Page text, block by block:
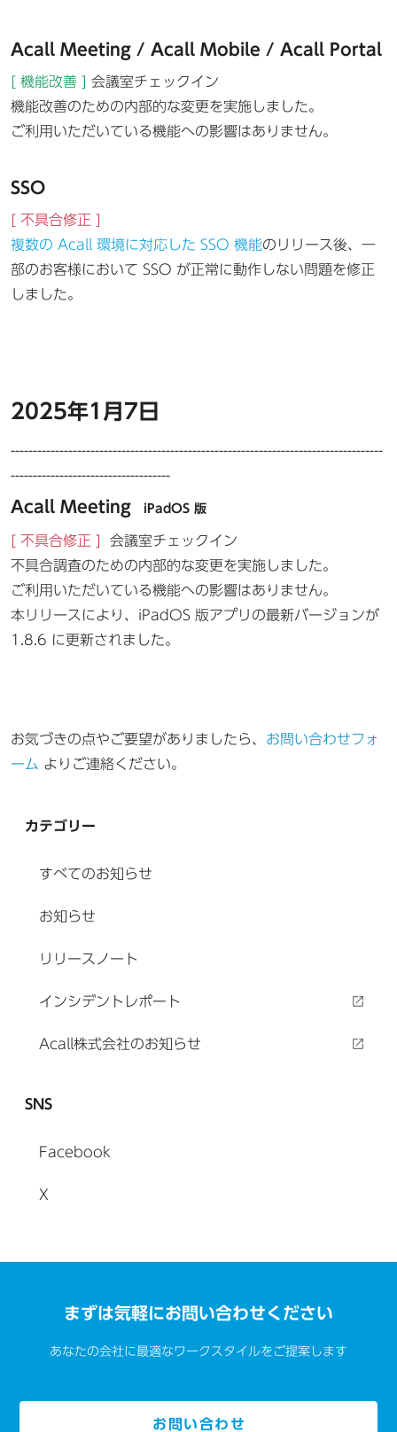
Acall Meeting / Acall Mobile / Acall Portal
[ 機能改善 ] 会議室チェックイン
機能改善のための内部的な変更を実施しました。
ご利用いただいている機能への影響はありません。
SSO
[ 不具合修正 ]
複数の Acall 環境に対応した SSO 機能のリリース後、一
部のお客様において SSO が正常に動作しない問題を修正
しました。
2025年1月7日
------------------------------------------------------------------------------------
------------------------------------
Acall Meeting iPadOS 版
[ 不具合修正 ]
会議室チェックイン
不具合調査のための内部的な変更を実施しました。
ご利用いただいている機能への影響はありません。
本リリースにより、iPadOS 版アプリの最新バージョンが
1.8.6 に更新されました。
お気づきの点やご要望がありましたら、 お問い合わせフォ
ーム よりご連絡ください。
カテゴリー
すべてのお知らせ
お知らせ
リリースノート
インシデントレポート
Acall株式会社のお知らせ
SNS
Facebook
X
まずは気軽にお問い合わせください
あなたの会社に最適なワークスタイルをご提案します
お問い合わせ